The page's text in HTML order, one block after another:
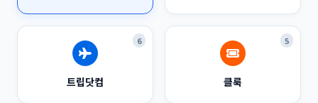
트립닷컴
6
클룩
5